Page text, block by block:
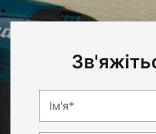
Ім'я*